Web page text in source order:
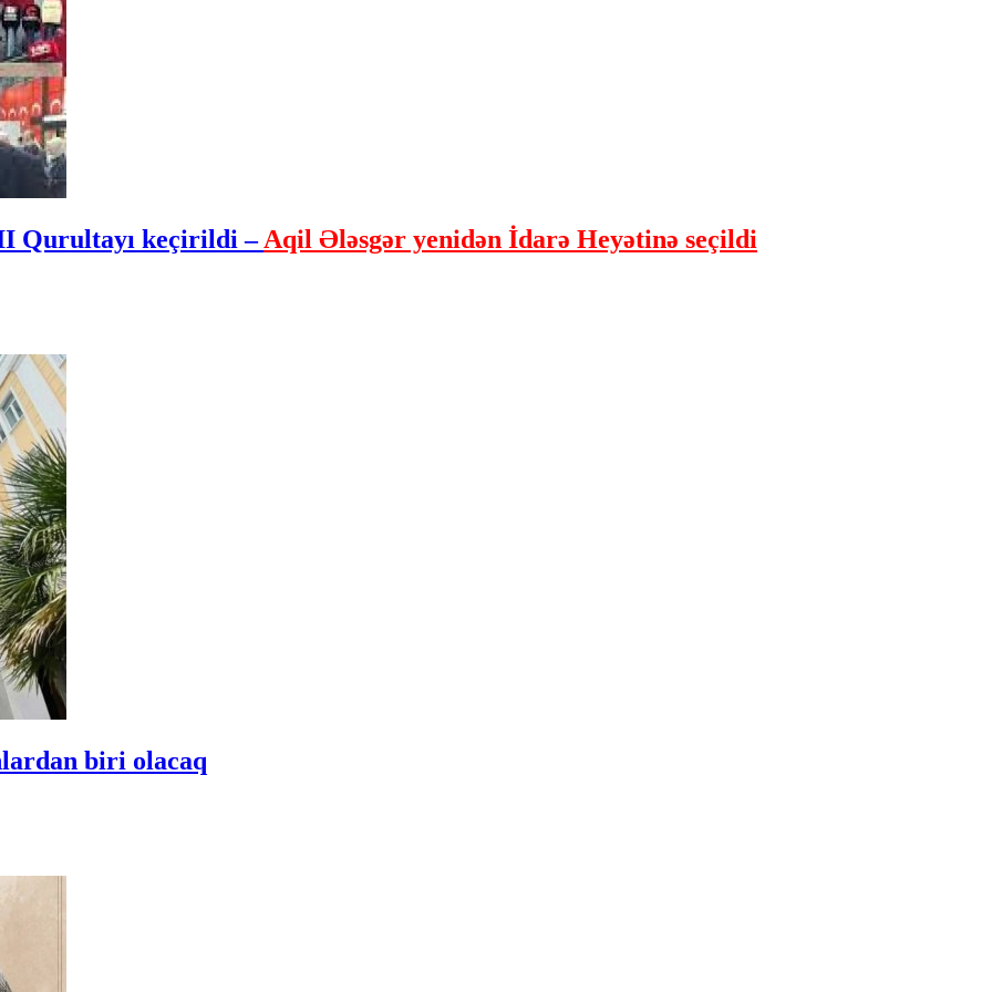
Qurultayı keçirildi –Aqil Ələsgər yenidən İdarə Heyətinə seçildi
biri olacaq